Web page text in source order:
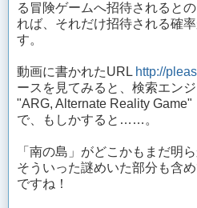
る冒険ゲームへ招待されると
れば、それだけ招待される確
す。
動画に書かれたURL http://
ースを見てみると、検索エン
"ARG, Alternate Reality
で、もしかすると……。
「南の島」がどこかもまだ明
そういった謎めいた部分も含
ですね！